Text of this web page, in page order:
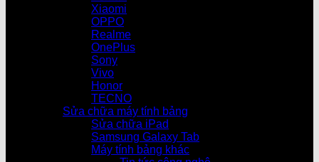
Xiaomi
OPPO
Realme
OnePlus
Sony
Vivo
Honor
TECNO
Sửa chữa máy tính bảng
Sửa chữa iPad
Samsung Galaxy Tab
Máy tính bảng khác